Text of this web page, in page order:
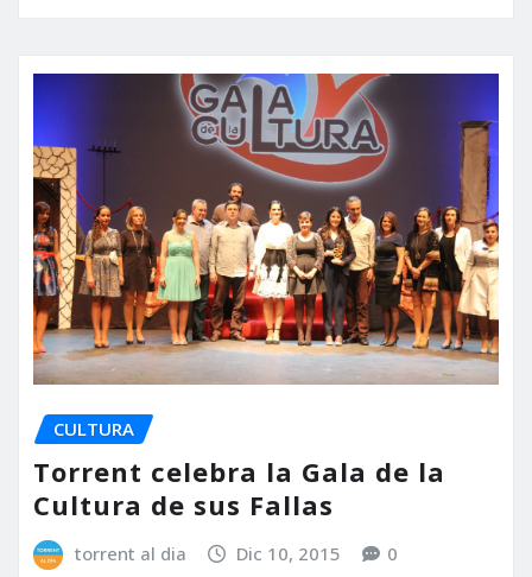
CULTURA
Torrent celebra la Gala de la
Cultura de sus Fallas
torrent al dia Dic 10, 2015 0